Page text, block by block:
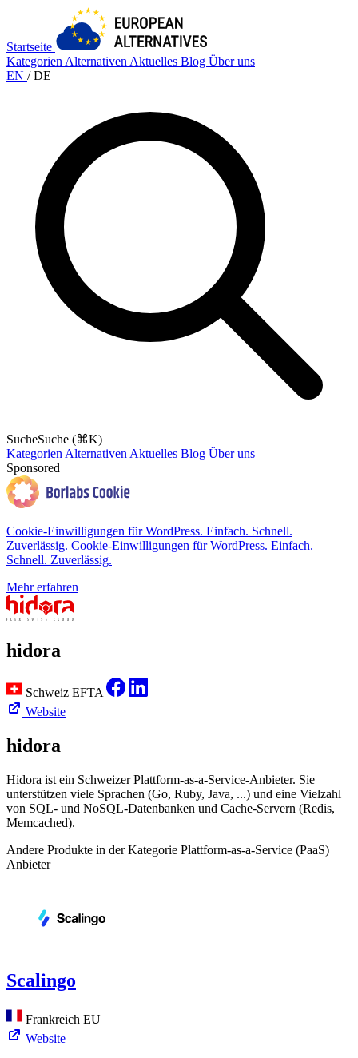
Startseite
Kategorien Alternativen Aktuelles Blog Über uns
EN / DE
SucheSuche (⌘K)
Kategorien Alternativen Aktuelles Blog Über uns
Sponsored
Cookie-Einwilligungen für WordPress. Einfach. Schnell.
Zuverlässig. Cookie-Einwilligungen für WordPress. Einfach.
Schnell. Zuverlässig.
Mehr erfahren
hidora
Schweiz EFTA
Website
hidora
Hidora ist ein Schweizer Plattform-as-a-Service-Anbieter. Sie
unterstützen viele Sprachen (Go, Ruby, Java, ...) und eine Vielzahl
von SQL- und NoSQL-Datenbanken und Cache-Servern (Redis,
Memcached).
Andere Produkte in der Kategorie Plattform-as-a-Service (PaaS)
Anbieter
Scalingo
Frankreich EU
Website